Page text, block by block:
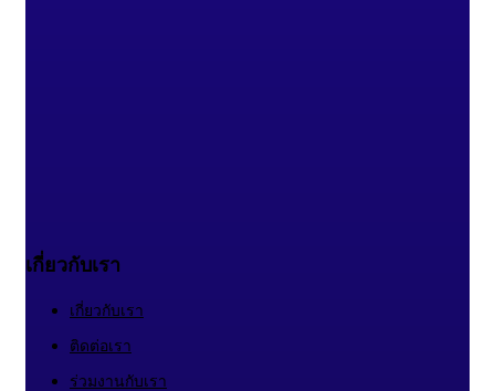
เกี่ยวกับเรา
เกี่ยวกับเรา
ติดต่อเรา
ร่วมงานกับเรา